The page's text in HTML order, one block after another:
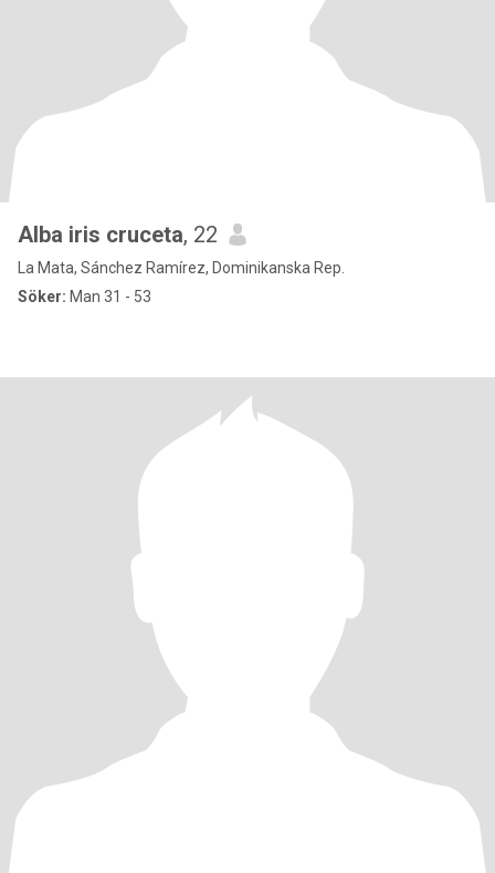
Alba iris cruceta, 22
La Mata, Sánchez Ramírez, Dominikanska Rep.
Söker: Man 31 - 53